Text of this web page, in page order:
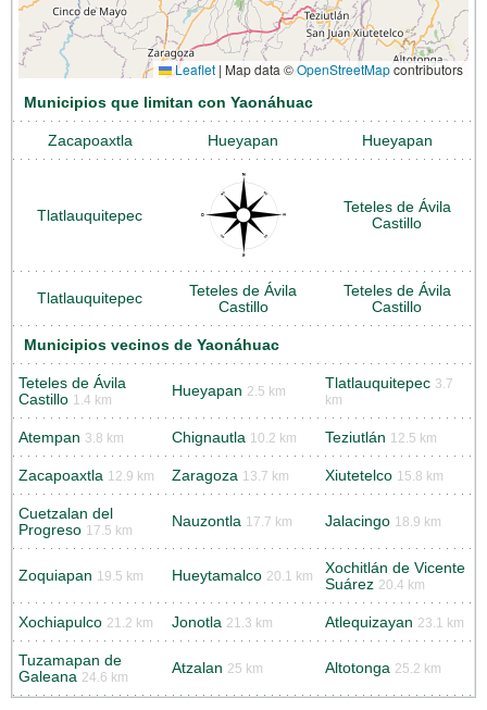
Leaflet | Map data ©OpenStreetMapcontributors
Municipios que limitan con Yaonáhuac
Zacapoaxtla Hueyapan Hueyapan
Tlatlauquitepec
Teteles de Ávila
Castillo
Tlatlauquitepec
Teteles de Ávila
Castillo
Teteles de Ávila
Castillo
Municipios vecinos de Yaonáhuac
Teteles de Ávila
Castillo 1.4 km
Hueyapan 2.5 km Tlatlauquitepec 3.7
km
Atempan 3.8 km Chignautla 10.2 km Teziutlán 12.5 km
Zacapoaxtla 12.9 km Zaragoza 13.7 km Xiutetelco 15.8 km
Cuetzalan del
Progreso 17.5 km
Nauzontla 17.7 km Jalacingo 18.9 km
Zoquiapan 19.5 km Hueytamalco 20.1 km
Xochitlán de Vicente
Suárez 20.4 km
Xochiapulco 21.2 km Jonotla 21.3 km Atlequizayan 23.1 km
Tuzamapan de
Galeana 24.6 km
Atzalan 25 km Altotonga 25.2 km